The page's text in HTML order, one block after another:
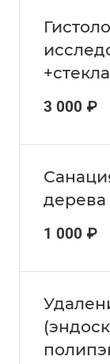
3 000 ₽
дерева
1 000 ₽